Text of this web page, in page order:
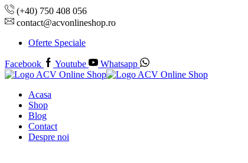
(+40) 750 408 056
contact@acvonlineshop.ro
Oferte Speciale
Facebook Youtube Whatsapp
Acasa
Shop
Blog
Contact
Despre noi